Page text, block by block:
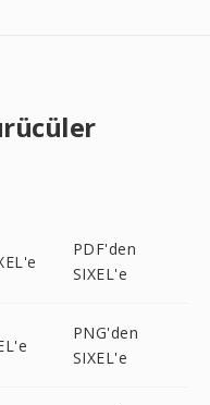
PDF'den
SIXEL'e
PNG'den
SIXEL'e